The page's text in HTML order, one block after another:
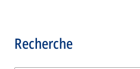
Recherche